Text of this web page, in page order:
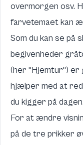
overmorgen osv.
farvetemaet kan
Som du kan se på
begivenheder
(her "Hjemtur") er
hjælper med at
du kigger på dagen.
For at ændre
på de tre prikker